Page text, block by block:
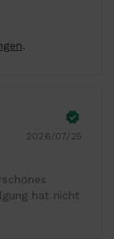
.
2026/07/25
hat nicht